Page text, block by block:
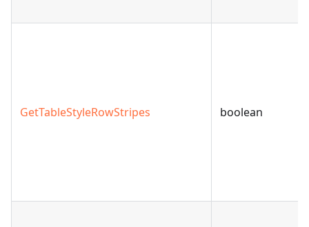
GetTableStyleRowStripes boolean